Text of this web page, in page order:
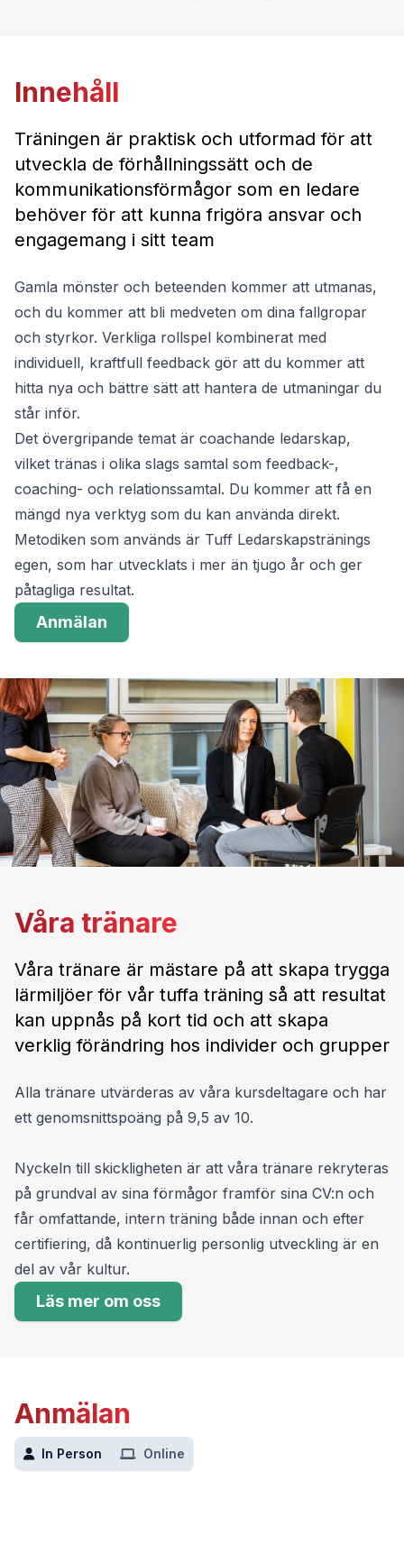
Att frigöra ledarskap hos andra
2 +2 dagar i klassrum
1 Tuff träningspass online (2 tim)
1 individuell coaching session
Lunch, fika
språk)
Anmälan
Om du arbetar för en organisation med social
påverkan har du rätt till rabatt. Besök sidan
Vill du veta mer?
diskussion om er organisations
behov och hur Tuff kan bidra
Träffa Tuff
Kontakta oss
Läs mer